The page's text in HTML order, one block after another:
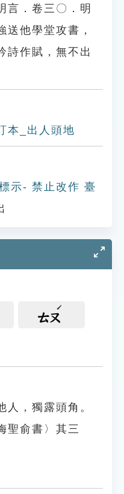
言．卷三〇．明
送他學堂攻書，
詩作賦，無不出
本_出人頭地
示- 禁止改作 臺
ㄊㄡ
人，獨露頭角。
聖俞書〉其三